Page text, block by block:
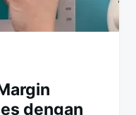
dengan